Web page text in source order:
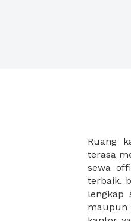
Ruang
terasa
sewa
terbaik,
lengkap
maupun
legalitas
Sewa
kantor
sewa,